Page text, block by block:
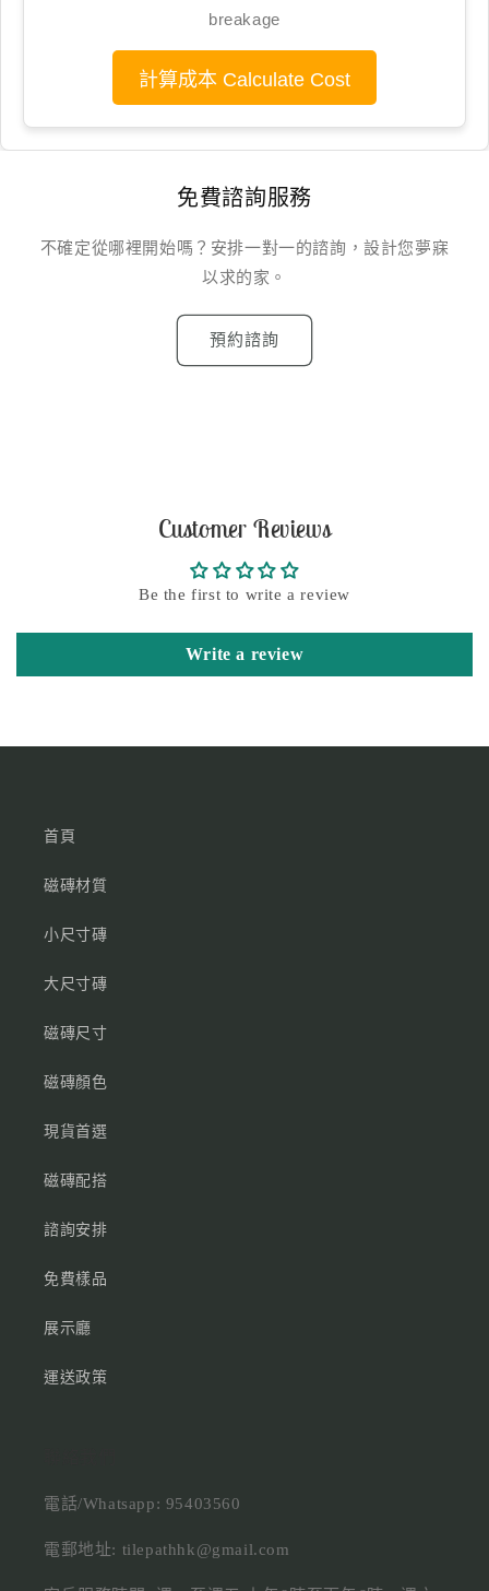
breakage
計算成本 Calculate Cost
免費諮詢服務
不確定從哪裡開始嗎？安排一對一的諮詢，設計您夢寐
以求的家。
預約諮詢
Customer Reviews
Be the first to write a review
Write a review
首頁
磁磚材質
小尺寸磚
大尺寸磚
磁磚尺寸
磁磚顏色
現貨首選
磁磚配搭
諮詢安排
免費樣品
展示廳
運送政策
電話/Whatsapp: 95403560
電郵地址: tilepathhk@gmail.com